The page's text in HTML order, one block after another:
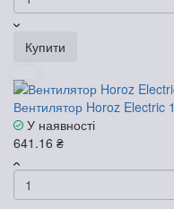
Купити
Вентилятор Horoz Electric
У наявності
641.16 ₴